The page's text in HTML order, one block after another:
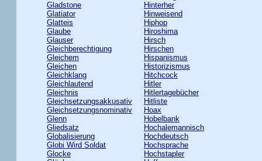
Gladstone
Glatiator
Glatteis
Glaube
Glauser
Gleichberechtigung
Gleichem
Gleichen
Gleichklang
Gleichlautend
Gleichnis
Gleichsetzungsakkusativ
Gleichsetzungsnominativ
Glenn
Gliedsatz
Globalisierung
Globi Wird Soldat
Glocke
Hinterher
Hinweisend
Hiphop
Hiroshima
Hirsch
Hirschen
Hispanismus
Historizismus
Hitchcock
Hitler
Hitlertagebücher
Hitliste
Hoax
Hobelbank
Hochalemannisch
Hochdeutsch
Hochsprache
Hochstapler